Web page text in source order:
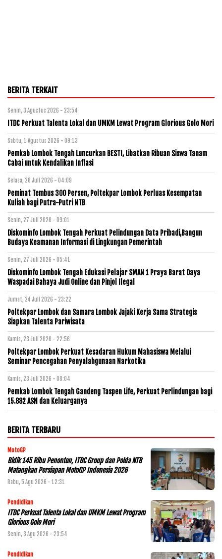
BERITA TERKAIT
Senin, 3 Agustus 2026 - 23:54
ITDC Perkuat Talenta Lokal dan UMKM Lewat Program Glorious Golo Mori
Sabtu, 1 Agustus 2026 - 09:13
Pemkab Lombok Tengah Luncurkan BESTI, Libatkan Ribuan Siswa Tanam
Cabai untuk Kendalikan Inflasi
Selasa, 28 Juli 2026 - 04:09
Peminat Tembus 300 Persen, Poltekpar Lombok Perluas Kesempatan
Kuliah bagi Putra-Putri NTB
Senin, 27 Juli 2026 - 09:01
Diskominfo Lombok Tengah Perkuat Pelindungan Data Pribadi,Bangun
Budaya Keamanan Informasi di Lingkungan Pemerintah
Senin, 27 Juli 2026 - 05:41
Diskominfo Lombok Tengah Edukasi Pelajar SMAN 1 Praya Barat Daya
Waspadai Bahaya Judi Online dan Pinjol Ilegal
Jumat, 24 Juli 2026 - 23:22
Poltekpar Lombok dan Samara Lombok Jajaki Kerja Sama Strategis
Siapkan Talenta Pariwisata
Kamis, 23 Juli 2026 - 22:56
Poltekpar Lombok Perkuat Kesadaran Hukum Mahasiswa Melalui
Seminar Pencegahan Penyalahgunaan Narkotika
Kamis, 23 Juli 2026 - 08:04
Pemkab Lombok Tengah Gandeng Taspen Life, Perkuat Perlindungan bagi
15.882 ASN dan Keluarganya
BERITA TERBARU
MotoGP
Bidik 145 Ribu Penonton, ITDC Group dan Polda NTB
Matangkan Persiapan MotoGP Indonesia 2026
Rabu, 5 Agu 2026 - 12:31
Pendidikan
ITDC Perkuat Talenta Lokal dan UMKM Lewat Program
Glorious Golo Mori
Senin, 3 Agu 2026 - 23:54
Pendidikan